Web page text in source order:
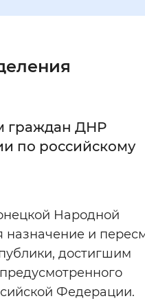
С засечками
буквами
сайта
фон
граждан ДНР
по российскому
Народной
назначение и
достигшим
Федерации.